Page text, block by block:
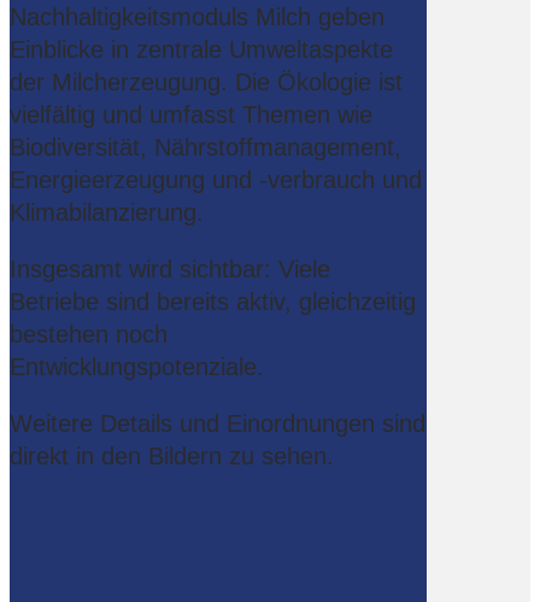
Nachhaltigkeitsmoduls Milch geben
Einblicke in zentrale Umweltaspekte
der Milcherzeugung. Die Ökologie ist
vielfältig und umfasst Themen wie
Biodiversität, Nährstoffmanagement,
Energieerzeugung und -verbrauch und
Klimabilanzierung.
Insgesamt wird sichtbar: Viele
Betriebe sind bereits aktiv, gleichzeitig
bestehen noch
Entwicklungspotenziale.
Weitere Details und Einordnungen sind
direkt in den Bildern zu sehen.